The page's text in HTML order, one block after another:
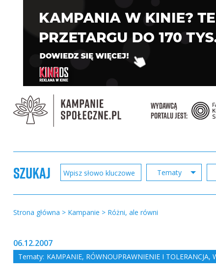
WYDAWCĄ
PORTALU JEST:
SZUKAJ Tematy
Strona główna > Kampanie > Różni, ale równi
06.12.2007
Tematy: KAMPANIE, RÓWNOUPRAWNIENIE I TOLERANCJA,